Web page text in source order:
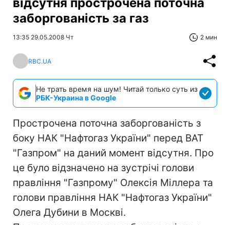
заборгованість за газ
13:35 29.05.2008 Чт 2 мин
RBC.UA
Не трать время на шум! Читай только суть из
РБК-Украина в Google
Прострочена поточна заборгованість з
боку НАК "Нафтогаз України" перед ВАТ
"Газпром" на даний момент відсутня. Про
це було відзначено на зустрічі голови
правління "Газпрому" Олексія Міллера та
голови правління НАК "Нафтогаз України"
Олега Дубини в Москві.